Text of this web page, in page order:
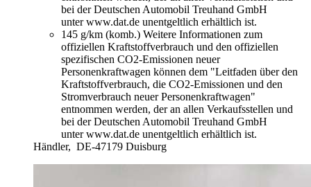
bei der Deutschen Automobil Treuhand GmbH
unter www.dat.de unentgeltlich erhältlich ist.
145 g/km (komb.) Weitere Informationen zum
offiziellen Kraftstoffverbrauch und den offiziellen
spezifischen CO2-Emissionen neuer
Personenkraftwagen können dem "Leitfaden über den
Kraftstoffverbrauch, die CO2-Emissionen und den
Stromverbrauch neuer Personenkraftwagen"
entnommen werden, der an allen Verkaufsstellen und
bei der Deutschen Automobil Treuhand GmbH
unter www.dat.de unentgeltlich erhältlich ist.
Händler, DE-47179 Duisburg